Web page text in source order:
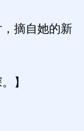
摘自她的新
】